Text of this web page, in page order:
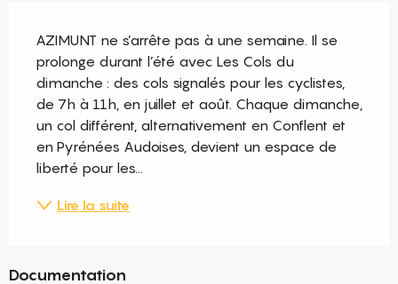
AZIMUNT ne s’arrête pas à une semaine. Il se
prolonge durant l’été avec Les Cols du
dimanche : des cols signalés pour les cyclistes,
de 7h à 11h, en juillet et août. Chaque dimanche,
un col différent, alternativement en Conflent et
en Pyrénées Audoises, devient un espace de
liberté pour les...
Lire la suite
Documentation